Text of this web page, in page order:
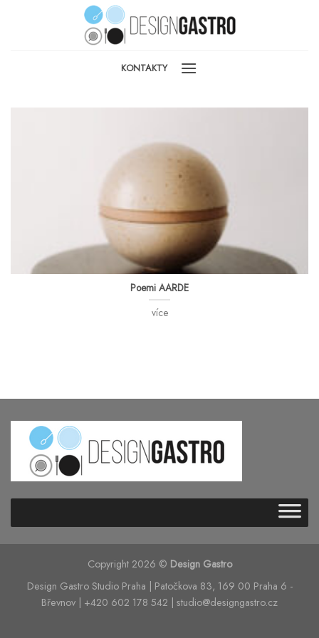
KONTAKTY
Poemi AARDE
více
Copyright 2026 © Design Gastro
Design Gastro Studio Praha | Patočkova 83, 169 00 Praha 6 -
Břevnov | +420 602 178 542 | studio@designgastro.cz